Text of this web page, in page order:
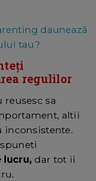
daunează
tau?
regulilor
sa
altii
inconsistente.
lucru, dar tot ii